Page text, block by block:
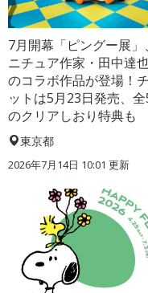
7月開幕「ピングー展」
ニチュア作家・田中達
のコラボ作品が登場！
ットは5月23日発売、
のクリアしおり特典も
東京都
2026年7月14日 10:01 更新